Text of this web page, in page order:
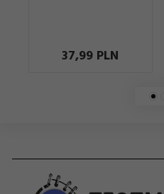
37,99 PLN